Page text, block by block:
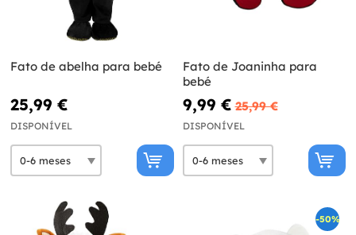
Fato de abelha para bebé
25,99 €
DISPONÍVEL
Fato de Joaninha para
bebé
9,99 € 25,99 €
DISPONÍVEL
-50%